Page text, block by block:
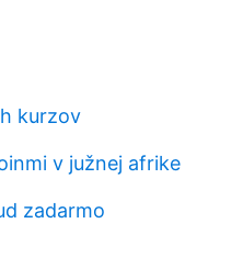
kurzov
v južnej afrike
zadarmo